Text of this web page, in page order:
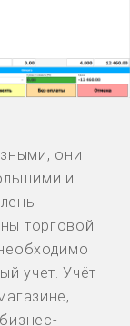
они
и
торговой
учет. Учёт